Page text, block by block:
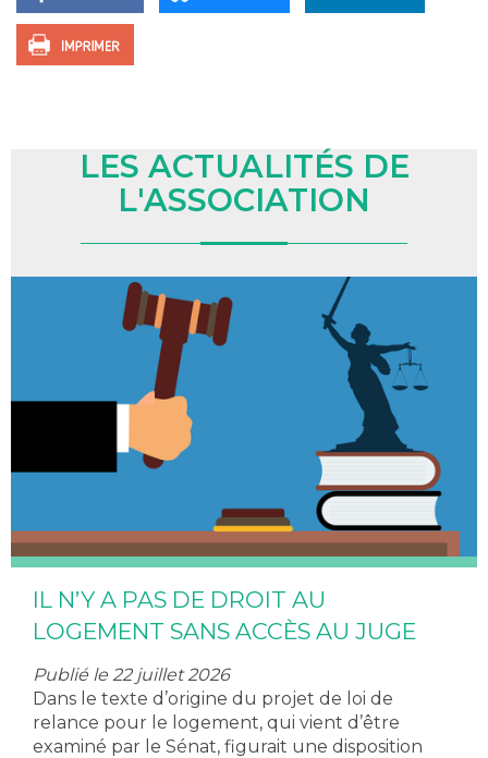
LES ACTUALITÉS DE
L'ASSOCIATION
IL N’Y A PAS DE DROIT AU
LOGEMENT SANS ACCÈS AU JUGE
Publié le 22 juillet 2026
Dans le texte d’origine du projet de loi de
relance pour le logement, qui vient d’être
examiné par le Sénat, figurait une disposition